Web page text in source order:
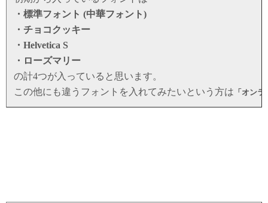
・標準フォント (中華フォント)
・チョコクッキー
・Helvetica S
・ローズマリー
の計4つが入っていると思います。
この他にも違うフォントを入れてみたいという方は 「オン